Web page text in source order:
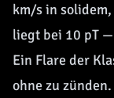
km/s in
liegt bei 10 pT
Ein Flare der
ohne zu